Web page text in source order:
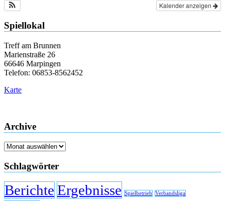
Kalender anzeigen
Spiellokal
Treff am Brunnen
Marienstraße 26
66646 Marpingen
Telefon: 06853-8562452
Karte
Archive
Archive
Schlagwörter
Berichte Ergebnisse Spielbetrieb
Verbandsliga